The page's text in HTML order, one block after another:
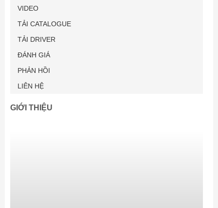
VIDEO
TẢI CATALOGUE
TẢI DRIVER
ĐÁNH GIÁ
PHẢN HỒI
LIÊN HỆ
GIỚI THIỆU